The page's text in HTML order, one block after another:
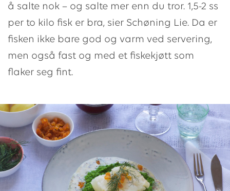
å salte nok – og salte mer enn du tror. 1,5-2 ss
per to kilo fisk er bra, sier Schøning Lie. Da er
fisken ikke bare god og varm ved servering,
men også fast og med et fiskekjøtt som
flaker seg fint.